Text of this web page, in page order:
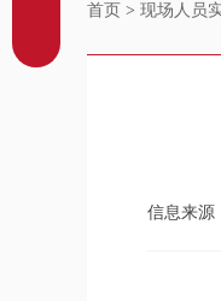
首页 > 现场人员
信息来源